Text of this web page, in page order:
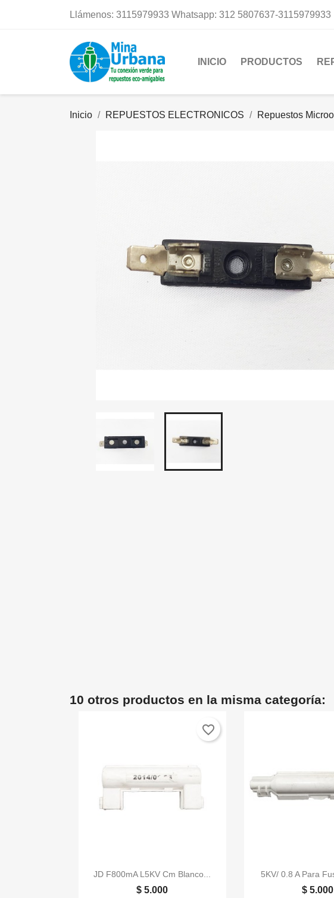
Llámenos: 3115979933 Whatsapp: 312 5807637-3115979933
INICIO PRODUCTOS
Inicio REPUESTOS ELECTRONICOS Repuestos
10 otros productos en la misma categoría:
Vista rápida
JD F800mA L5KV Cm Blanco...
$ 5.000
favorite_border
Vista
5KV/ 0.8 A Para
$ 5.000